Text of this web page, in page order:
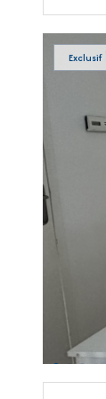
Exclusif